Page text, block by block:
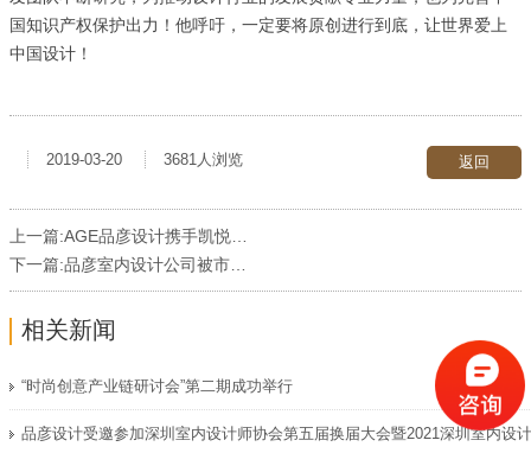
国知识产权保护出力！他呼吁，一定要将原创进行到底，让世界爱上
中国设计！
返回
2019-03-20 3681人浏览
上一篇:AGE品彦设计携手凯悦酒店：以设计体现商业价值
下一篇:品彦室内设计公司被市政府评为深圳市高新技术企业
相关新闻
“时尚创意产业链研讨会”第二期成功举行